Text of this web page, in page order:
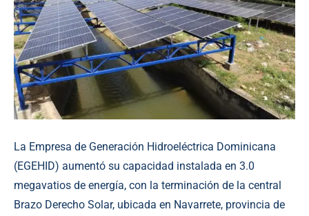
La Empresa de Generación Hidroeléctrica Dominicana
(EGEHID) aumentó su capacidad instalada en 3.0
megavatios de energía, con la terminación de la central
Brazo Derecho Solar, ubicada en Navarrete, provincia de